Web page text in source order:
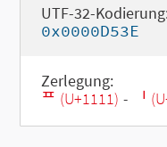
UTF-32-
0x0000D53E
Zerlegung:
ᄑ (U+1111) - ᅵ